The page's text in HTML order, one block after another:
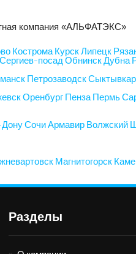
компания «АЛЬФАТЭКС»
КостромаКурскЛипецк
Сергиев-посадОбнинскДубна
ПетрозаводскСыктывкар
ОренбургПензаПермь
СочиАрмавирВолжский
Магнитогорск
Разделы